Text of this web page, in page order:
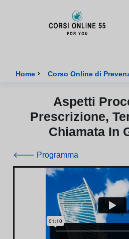
Home › Corso Online di
Aspetti
Prescrizione,
Chiamata In
🡐 Programma